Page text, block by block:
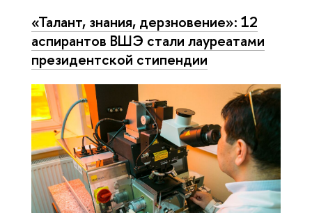
«Талант, знания, дерзновение»: 12
аспирантов ВШЭ стали лауреатами
президентской стипендии